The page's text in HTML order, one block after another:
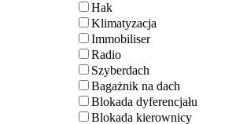
Hak
Klimatyzacja
Immobiliser
Radio
Szyberdach
Bagażnik na dach
Blokada dyferencjału
Blokada kierownicy